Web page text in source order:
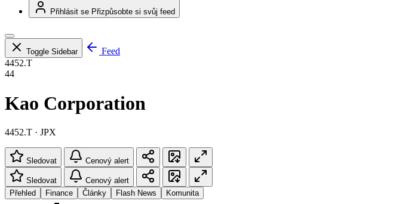
Přihlásit se Přizpůsobte si svůj feed
Toggle Sidebar
Feed
4452.T
44
Kao Corporation
4452.T · JPX
Sledovat Cenový alert
Sledovat
Cenový alert
Přehled
Finance Články Flash News Komunita